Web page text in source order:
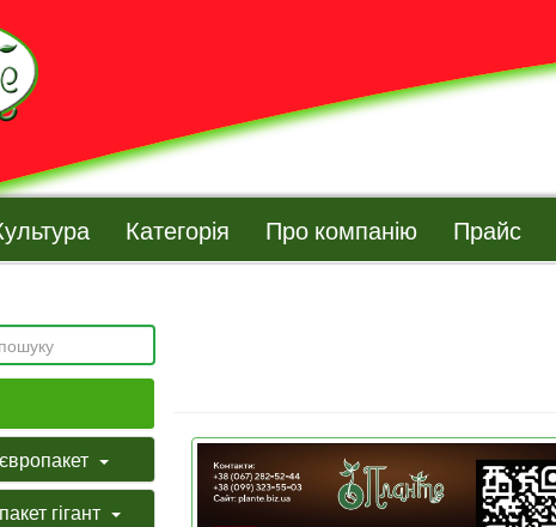
Категорія Про компанію Прайс
гігант